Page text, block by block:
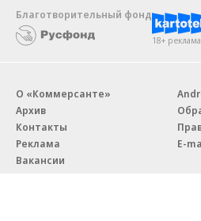
Благотворительный фонд
18+ реклама
О «Коммерсанте»
Архив
Контакты
Реклама
Вакансии
E-